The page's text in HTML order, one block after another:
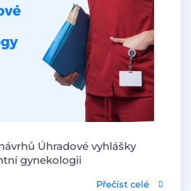
Úhradové vyhlášky
gynekologii
Přečíst celé